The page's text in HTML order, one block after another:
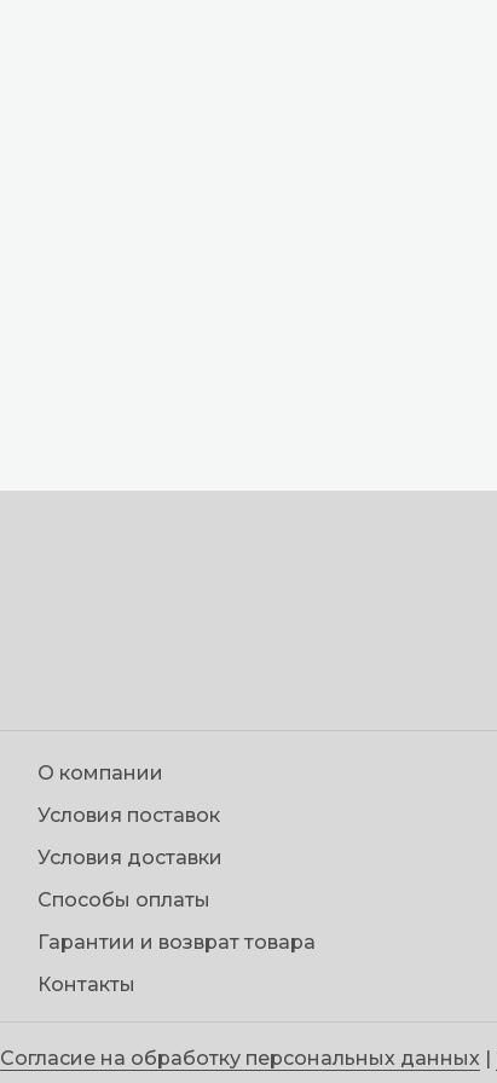
О компании
Условия поставок
Условия доставки
Способы оплаты
Гарантии и возврат товара
Контакты
Согласие на обработку персональных данных |